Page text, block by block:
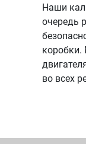
Наши
очередь
во всех